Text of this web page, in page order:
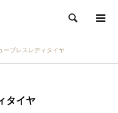
検索
ーブレスレディタイヤ
タイヤ